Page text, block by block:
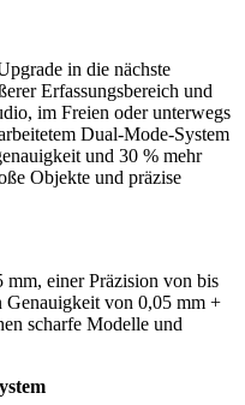
in die nächste
Erfassungsbereich und
im Freien oder unterwegs
Dual-Mode-System
und 30 % mehr
Objekte und präzise
einer Präzision von bis
Genauigkeit von 0,05 mm +
scharfe Modelle und